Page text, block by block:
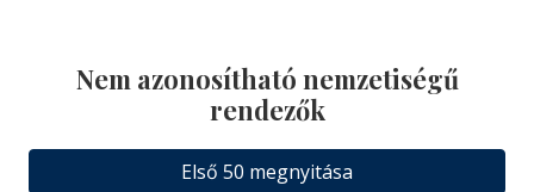
Nem azonosítható nemzetiségű
rendezők
Első 50 megnyitása